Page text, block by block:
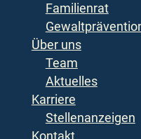
Familienrat
Über uns
Team
Aktuelles
Karriere
Stellenanzeigen